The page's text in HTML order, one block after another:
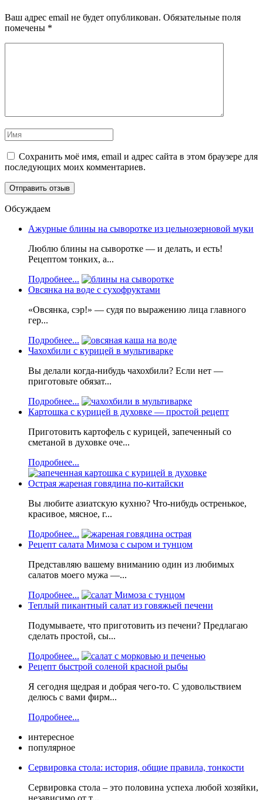
Ваш адрес email не будет опубликован. Обязательные поля
помечены *
Сохранить моё имя, email и адрес сайта в этом браузере для
последующих моих комментариев.
Обсуждаем
Ажурные блины на сыворотке из цельнозерновой муки
Люблю блины на сыворотке — и делать, и есть!
Рецептом тонких, а...
Подробнее...
Овсянка на воде с сухофруктами
«Овсянка, сэр!» — судя по выражению лица главного
гер...
Подробнее...
Чахохбили с курицей в мультиварке
Вы делали когда-нибудь чахохбили? Если нет —
приготовьте обязат...
Подробнее...
Картошка с курицей в духовке — простой рецепт
Приготовить картофель с курицей, запеченный со
сметаной в духовке оче...
Подробнее...
Острая жареная говядина по-китайски
Вы любите азиатскую кухню? Что-нибудь остренькое,
красивое, мясное, г...
Подробнее...
Рецепт салата Мимоза с сыром и тунцом
Представляю вашему вниманию один из любимых
салатов моего мужа —...
Подробнее...
Теплый пикантный салат из говяжьей печени
Подумываете, что приготовить из печени? Предлагаю
сделать простой, сы...
Подробнее...
Рецепт быстрой соленой красной рыбы
Я сегодня щедрая и добрая чего-то. С удовольствием
делюсь с вами фирм...
Подробнее...
интересное
популярное
Сервировка стола: история, общие правила, тонкости
Сервировка стола – это половина успеха любой хозяйки,
независимо от т...